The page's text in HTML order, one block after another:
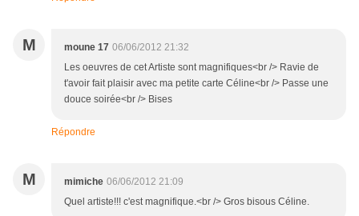
M moune 17 06/06/2012 21:32
Les oeuvres de cet Artiste sont magnifiques<br /> Ravie de
t'avoir fait plaisir avec ma petite carte Céline<br /> Passe une
douce soirée<br /> Bises
Répondre
M mimiche 06/06/2012 21:09
Quel artiste!!! c'est magnifique.<br /> Gros bisous Céline.